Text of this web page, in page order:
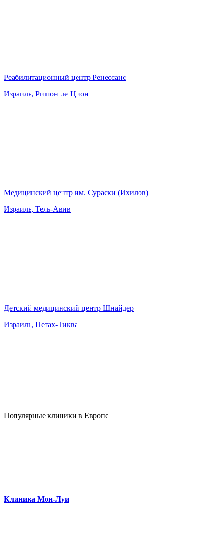
Реабилитационный центр Ренессанс
Израиль, Ришон-ле-Цион
Медицинский центр им. Сураски (Ихилов)
Израиль, Тель-Авив
Детский медицинский центр Шнайдер
Израиль, Петах-Тиква
Популярные клиники в Европе
Клиника Мон-Луи